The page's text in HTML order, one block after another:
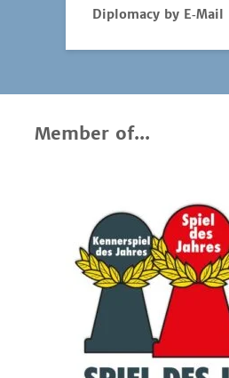
Diplomacy by E‑Mail
Member of...